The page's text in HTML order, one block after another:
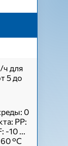
ч для
5 до
0
PP:
-10 ...
°C